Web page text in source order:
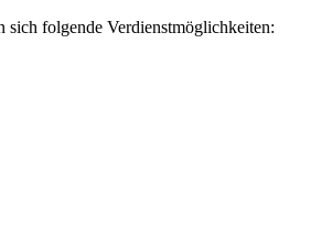
sich folgende Verdienstmöglichkeiten: